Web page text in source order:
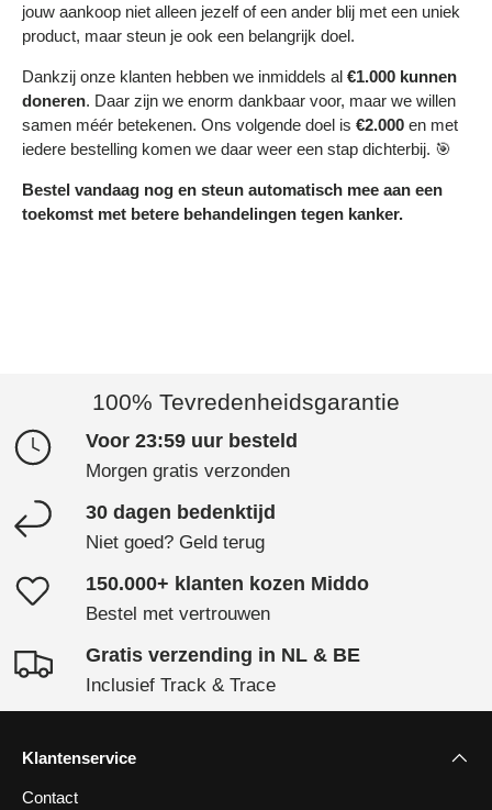
jouw aankoop niet alleen jezelf of een ander blij met een uniek
product, maar steun je ook een belangrijk doel.
Dankzij onze klanten hebben we inmiddels al €1.000 kunnen
doneren. Daar zijn we enorm dankbaar voor, maar we willen
samen méér betekenen. Ons volgende doel is €2.000 en met
iedere bestelling komen we daar weer een stap dichterbij. 🎯
Bestel vandaag nog en steun automatisch mee aan een
toekomst met betere behandelingen tegen kanker.
100% Tevredenheidsgarantie
Voor 23:59 uur besteld
Morgen gratis verzonden
30 dagen bedenktijd
Niet goed? Geld terug
150.000+ klanten kozen Middo
Bestel met vertrouwen
Gratis verzending in NL & BE
Inclusief Track & Trace
Klantenservice
Contact